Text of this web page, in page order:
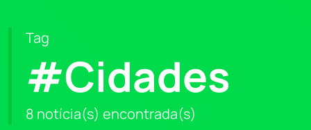
Tag
#Cidades
8 notícia(s) encontrada(s)